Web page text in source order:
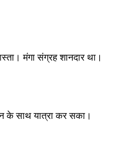
मंगा संग्रह शानदार था।
के साथ यात्रा कर सका।